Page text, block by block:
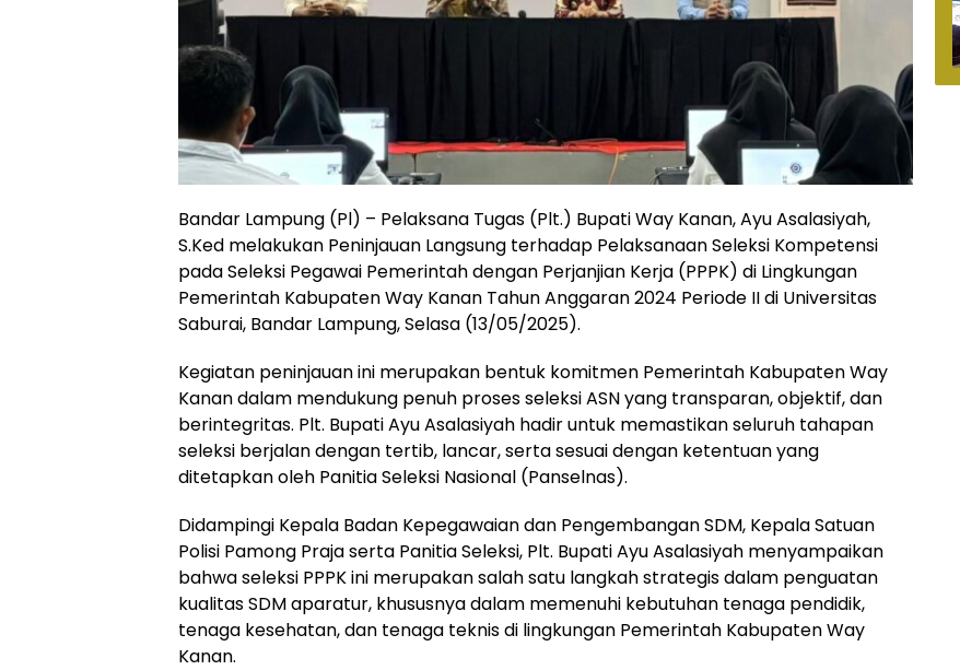
Bandar Lampung (Pl) – Pelaksana Tugas (Plt.) Bupati Way Kanan, Ayu Asalasiyah,
S.Ked melakukan Peninjauan Langsung terhadap Pelaksanaan Seleksi Kompetensi
pada Seleksi Pegawai Pemerintah dengan Perjanjian Kerja (PPPK) di Lingkungan
Pemerintah Kabupaten Way Kanan Tahun Anggaran 2024 Periode II di Universitas
Saburai, Bandar Lampung, Selasa (13/05/2025).
Kegiatan peninjauan ini merupakan bentuk komitmen Pemerintah Kabupaten Way
Kanan dalam mendukung penuh proses seleksi ASN yang transparan, objektif, dan
berintegritas. Plt. Bupati Ayu Asalasiyah hadir untuk memastikan seluruh tahapan
seleksi berjalan dengan tertib, lancar, serta sesuai dengan ketentuan yang
ditetapkan oleh Panitia Seleksi Nasional (Panselnas).
Didampingi Kepala Badan Kepegawaian dan Pengembangan SDM, Kepala Satuan
Polisi Pamong Praja serta Panitia Seleksi, Plt. Bupati Ayu Asalasiyah menyampaikan
bahwa seleksi PPPK ini merupakan salah satu langkah strategis dalam penguatan
kualitas SDM aparatur, khususnya dalam memenuhi kebutuhan tenaga pendidik,
tenaga kesehatan, dan tenaga teknis di lingkungan Pemerintah Kabupaten Way
Kanan.